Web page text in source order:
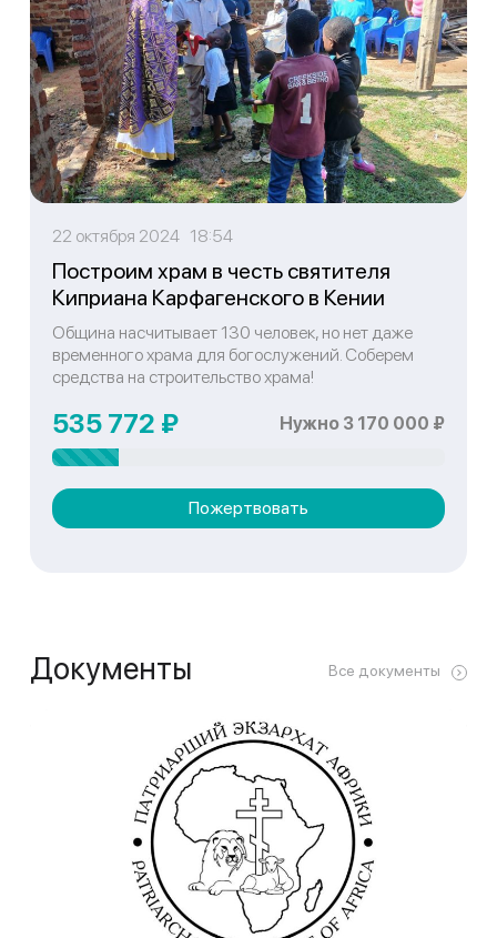
22 октября 2024 18:54
Построим храм в честь святителя
Киприана Карфагенского в Кении
Община насчитывает 130 человек, но нет даже
временного храма для богослужений. Соберем
средства на строительство храма!
535 772 ₽ Нужно 3 170 000 ₽
Пожертвовать
Документы Все документы